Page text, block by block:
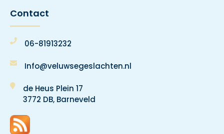
Contact
06-81913232
Info@veluwsegeslachten.nl
de Heus Plein 17
3772 DB, Barneveld